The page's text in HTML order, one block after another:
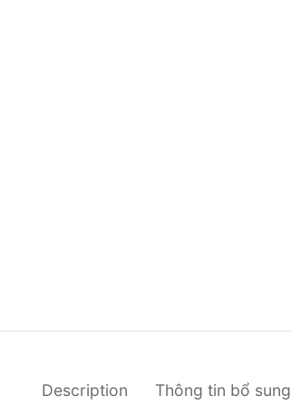
Description Thông tin bổ sung